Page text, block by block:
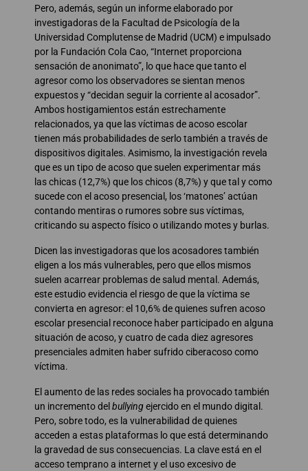
Pero, además, según un informe elaborado por
investigadoras de la Facultad de Psicología de la
Universidad Complutense de Madrid (UCM) e impulsado
por la Fundación Cola Cao, “Internet proporciona
sensación de anonimato”, lo que hace que tanto el
agresor como los observadores se sientan menos
expuestos y “decidan seguir la corriente al acosador”.
Ambos hostigamientos están estrechamente
relacionados, ya que las víctimas de acoso escolar
tienen más probabilidades de serlo también a través de
dispositivos digitales. Asimismo, la investigación revela
que es un tipo de acoso que suelen experimentar más
las chicas (12,7%) que los chicos (8,7%) y que tal y como
sucede con el acoso presencial, los ‘matones’ actúan
contando mentiras o rumores sobre sus víctimas,
criticando su aspecto físico o utilizando motes y burlas.
Dicen las investigadoras que los acosadores también
eligen a los más vulnerables, pero que ellos mismos
suelen acarrear problemas de salud mental. Además,
este estudio evidencia el riesgo de que la víctima se
convierta en agresor: el 10,6% de quienes sufren acoso
escolar presencial reconoce haber participado en alguna
situación de acoso, y cuatro de cada diez agresores
presenciales admiten haber sufrido ciberacoso como
víctima.
El aumento de las redes sociales ha provocado también
un incremento del bullyingejercido en el mundo digital.
Pero, sobre todo, es la vulnerabilidad de quienes
acceden a estas plataformas lo que está determinando
la gravedad de sus consecuencias. La clave está en el
acceso temprano a internet y el uso excesivo de